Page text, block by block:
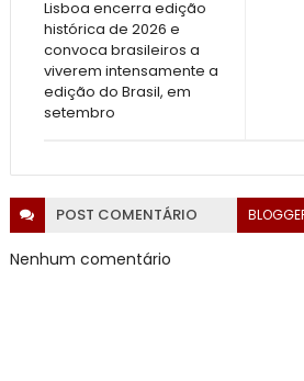
Lisboa encerra edição
histórica de 2026 e
convoca brasileiros a
viverem intensamente a
edição do Brasil, em
setembro
POST COMENTÁRIO
Nenhum comentário